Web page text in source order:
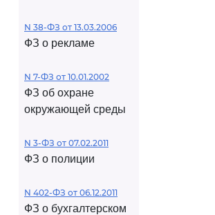
N 38-ФЗ от 13.03.2006
ФЗ о рекламе
N 7-ФЗ от 10.01.2002
ФЗ об охране
окружающей среды
N 3-ФЗ от 07.02.2011
ФЗ о полиции
N 402-ФЗ от 06.12.2011
ФЗ о бухгалтерском